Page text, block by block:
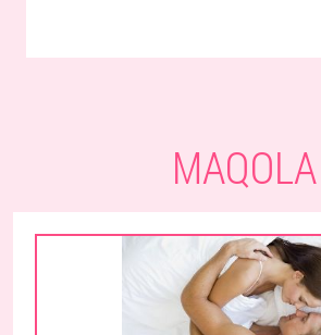
MAQOLA